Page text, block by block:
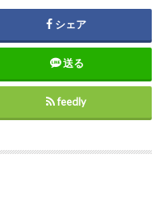
シェア
送る
feedly